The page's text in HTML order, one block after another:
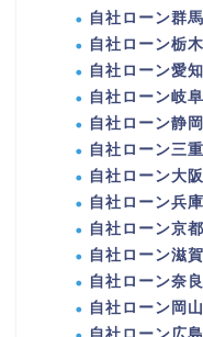
自社ローン群
自社ローン栃
自社ローン愛
自社ローン岐
自社ローン静
自社ローン三
自社ローン大
自社ローン兵
自社ローン京
自社ローン滋
自社ローン奈
自社ローン岡